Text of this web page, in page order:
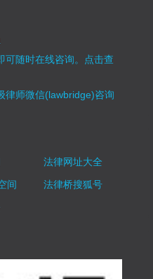
随时在线咨询。 点击查
律师微信(lawbridge)咨询
法律网址大全
间
法律桥搜狐号